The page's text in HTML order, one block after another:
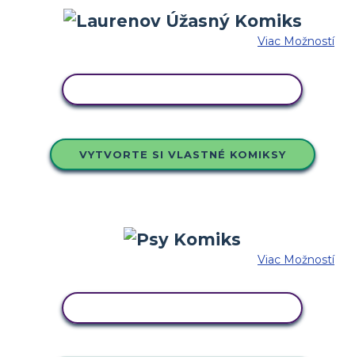
Viac Možností
VYTVORTE SI VLASTNÉ KOMIKSY
Viac Možností